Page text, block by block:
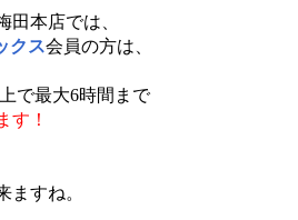
田本店では、
クス会員の方は、
で最大6時間まで
す！
ますね。